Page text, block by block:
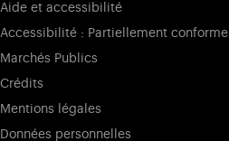
Aide et accessibilité
Accessibilité : Partiellement conforme
Marchés Publics
Crédits
Mentions légales
Données personnelles